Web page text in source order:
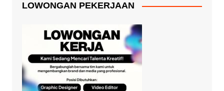
LOWONGAN PEKERJAAN